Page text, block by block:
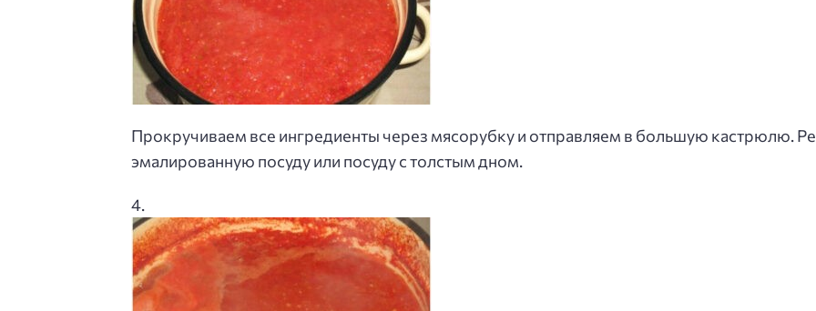
Прокручиваем все ингредиенты через мясорубку и отправляем в большую кастрюлю.
эмалированную посуду или посуду с толстым дном.